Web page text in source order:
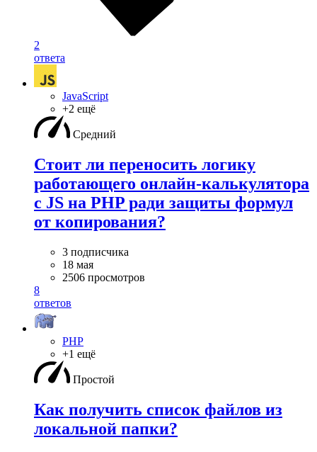
2
ответа
JavaScript
+2 ещё
Средний
Стоит ли переносить логику
работающего онлайн-калькулятора
с JS на PHP ради защиты формул
от копирования?
3 подписчика
18 мая
2506 просмотров
8
ответов
PHP
+1 ещё
Простой
Как получить список файлов из
локальной папки?